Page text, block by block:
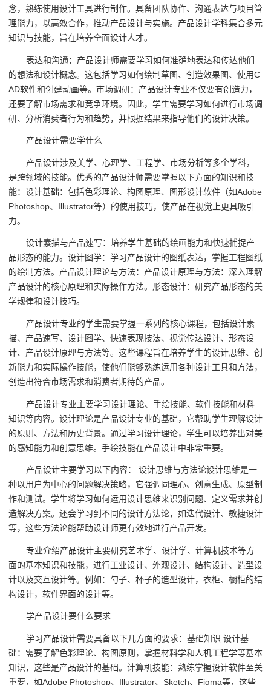
念，熟练使用设计工具进行制作。具备团队协作、沟通表达与项目管
理能力，以高效合作，推动产品设计与实施。产品设计学科集合多元
知识与技能，旨在培养全面设计人才。
表达和沟通：产品设计师需要学习如何准确地表达和传达他们
的想法和设计概念。这包括学习如何绘制草图、创造效果图、使用C
AD软件和创建动画等。市场调研：产品设计专业不仅要有创造力，
还要了解市场需求和竞争环境。因此，学生需要学习如何进行市场调
研、分析消费者行为和趋势，并根据结果来指导他们的设计决策。
产品设计需要学什么
产品设计涉及美学、心理学、工程学、市场分析等多个学科，
是跨领域的技能。优秀的产品设计师需要掌握以下方面的知识和技
能：设计基础：包括色彩理论、构图原理、图形设计软件（如Adobe
Photoshop、Illustrator等）的使用技巧，使产品在视觉上更具吸引
力。
设计素描与产品速写：培养学生基础的绘画能力和快速捕捉产
品形态的能力。设计图学：学习产品设计的图纸表达，掌握工程图纸
的绘制方法。产品设计理论与方法：产品设计原理与方法：深入理解
产品设计的核心原理和实际操作方法。形态设计：研究产品形态的美
学规律和设计技巧。
产品设计专业的学生需要掌握一系列的核心课程，包括设计素
描、产品速写、设计图学、快速表现技法、视觉传达设计、形态设
计、产品设计原理与方法等。这些课程旨在培养学生的设计思维、创
新能力和实际操作技能，使他们能够熟练运用各种设计工具和方法，
创造出符合市场需求和消费者期待的产品。
产品设计专业主要学习设计理论、手绘技能、软件技能和材料
知识等内容。设计理论是产品设计专业的基础，它帮助学生理解设计
的原则、方法和历史背景。通过学习设计理论，学生可以培养出对美
的感知能力和创意思维。手绘技能在产品设计中非常重要。
产品设计主要学习以下内容： 设计思维与方法论设计思维是一
种以用户为中心的问题解决策略，它强调同理心、创意生成、原型制
作和测试。学生将学习如何运用设计思维来识别问题、定义需求并创
造解决方案。还会学习到不同的设计方法论，如迭代设计、敏捷设计
等，这些方法论能帮助设计师更有效地进行产品开发。
专业介绍产品设计主要研究艺术学、设计学、计算机技术等方
面的基本知识和技能，进行工业设计、外观设计、结构设计、造型设
计以及交互设计等。例如：勺子、杯子的造型设计，衣柜、橱柜的结
构设计，软件界面的设计等。
学产品设计要什么要求
学习产品设计需要具备以下几方面的要求：基础知识 设计基
础：需要了解色彩理论、构图原则，掌握材料学和人机工程学等基本
知识，这些是产品设计的基础。计算机技能：熟练掌握设计软件至关
重要，如Adobe Photoshop、Illustrator、Sketch、Figma等，这些